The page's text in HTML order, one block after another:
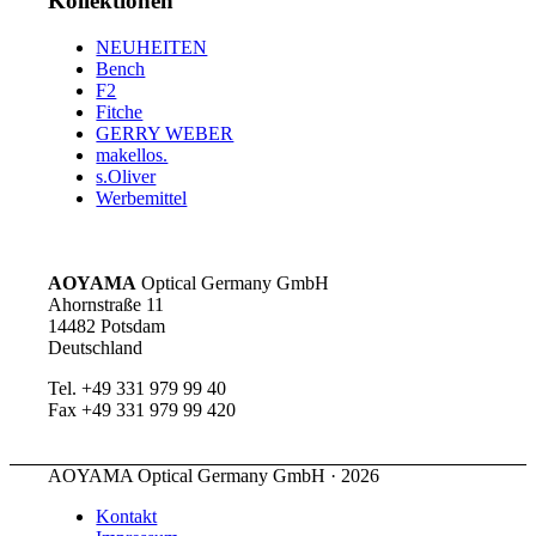
NEUHEITEN
Bench
F2
Fitche
GERRY WEBER
makellos.
s.Oliver
Werbemittel
AOYAMA Optical Germany GmbH
Ahornstraße 11
14482 Potsdam
Deutschland
Tel. +49 331 979 99 40
Fax +49 331 979 99 420
AOYAMA Optical Germany GmbH · 2026
Kontakt